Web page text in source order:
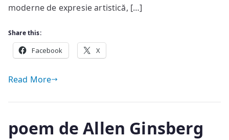
moderne de expresie artistică, […]
Share this:
Facebook X
Read More
poem de Allen Ginsberg